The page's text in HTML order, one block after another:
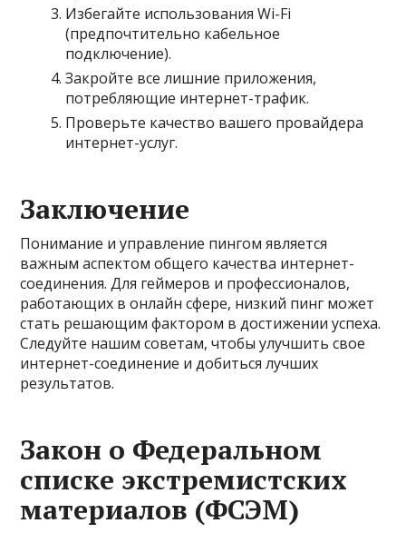
Избегайте использования Wi-Fi
(предпочтительно кабельное
подключение).
Закройте все лишние приложения,
потребляющие интернет-трафик.
Проверьте качество вашего провайдера
интернет-услуг.
Заключение
Понимание и управление пингом является
важным аспектом общего качества интернет-
соединения. Для геймеров и профессионалов,
работающих в онлайн сфере, низкий пинг может
стать решающим фактором в достижении успеха.
Следуйте нашим советам, чтобы улучшить свое
интернет-соединение и добиться лучших
результатов.
Закон о Федеральном
списке экстремистских
материалов (ФСЭМ)